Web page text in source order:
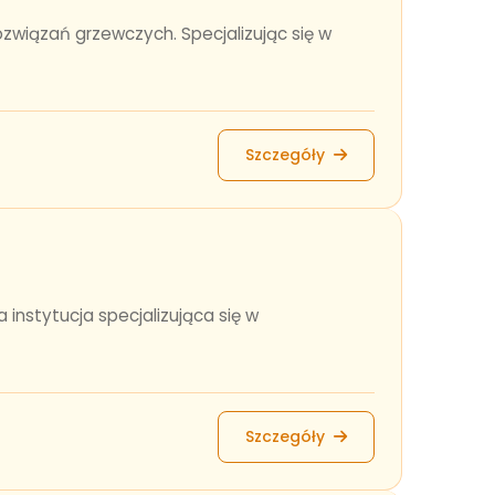
grzewczych. Specjalizując się w
Szczegóły
instytucja specjalizująca się w
Szczegóły